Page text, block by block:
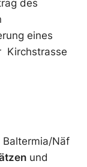
des
eines
Kirchstrasse
Näf
und